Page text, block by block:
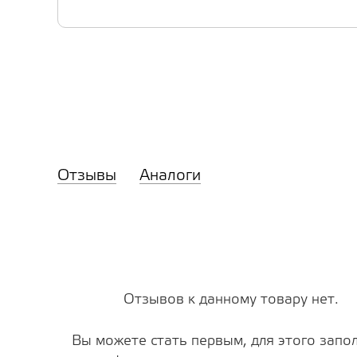
Отзывы Аналоги
Отзывов к данному товару нет.
Вы можете стать первым, для этого